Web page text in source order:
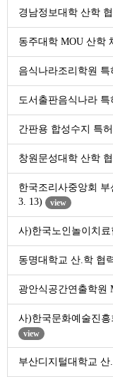
경남정보대학 산학
동주대학 MOU 산학
음식나라조리학원 특
도서출판음식나라 특
간판용 합성수지 특
창원문성대학 산학
한국조리사중앙회
3. 13)
view
사)한국노인놀이치료
동명대학교 산.학 협
광안식공간연출학원
사)한국문화예술진
view
부산디지털대학교 산